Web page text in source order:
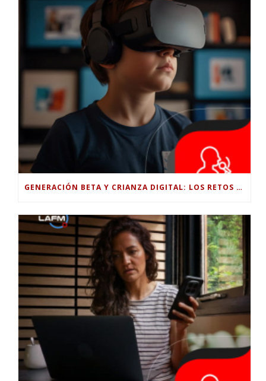
GENERACIÓN BETA Y CRIANZA DIGITAL: LOS RETOS DE CRIAR HIJOS EN LA ERA DE LA INTELIGENCIA ARTIFICIAL